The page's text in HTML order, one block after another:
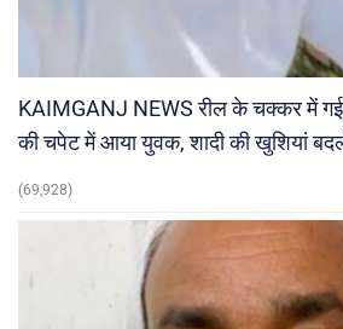
KAIMGANJ NEWS रील के चक्कर में
की चपेट में आया युवक, शादी की खुशियां
(69,928)